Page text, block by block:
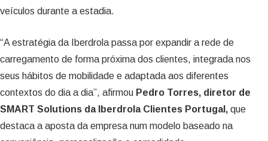
veículos durante a estadia.
“A estratégia da Iberdrola passa por expandir a rede de
carregamento de forma próxima dos clientes, integrada nos
seus hábitos de mobilidade e adaptada aos diferentes
contextos do dia a dia”, afirmou Pedro Torres, diretor de
SMART Solutions da Iberdrola Clientes Portugal, que
destaca a aposta da empresa num modelo baseado na